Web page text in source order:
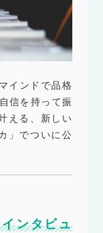
インドで品格
信を持って振
える、新しい
」でついに公
ンタビュ